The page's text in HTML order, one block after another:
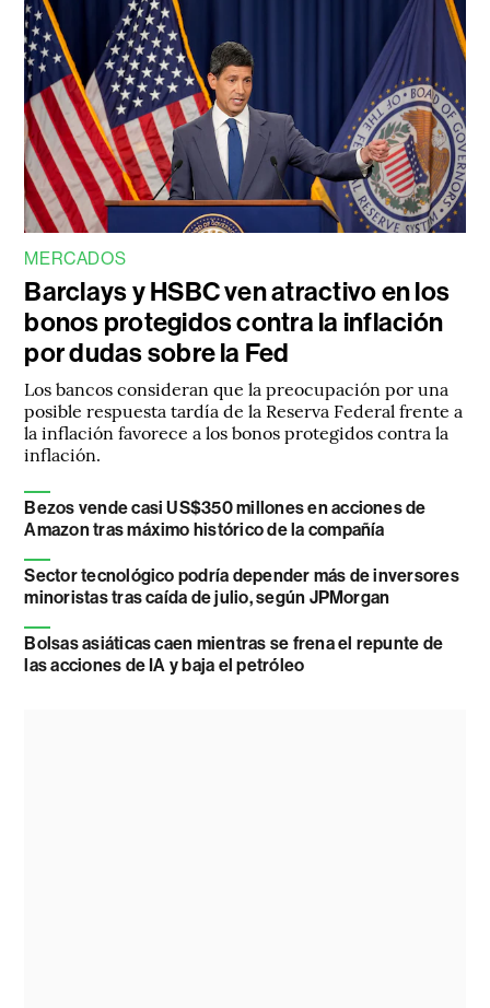
MERCADOS
Barclays y HSBC ven atractivo en los
bonos protegidos contra la inflación
por dudas sobre la Fed
Los bancos consideran que la preocupación por una
posible respuesta tardía de la Reserva Federal frente a
la inflación favorece a los bonos protegidos contra la
inflación.
Bezos vende casi US$350 millones en acciones de
Amazon tras máximo histórico de la compañía
Sector tecnológico podría depender más de inversores
minoristas tras caída de julio, según JPMorgan
Bolsas asiáticas caen mientras se frena el repunte de
las acciones de IA y baja el petróleo